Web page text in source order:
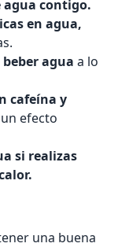
agua contigo.
en agua,
agua a lo
cafeína y
efecto
si realizas
una buena